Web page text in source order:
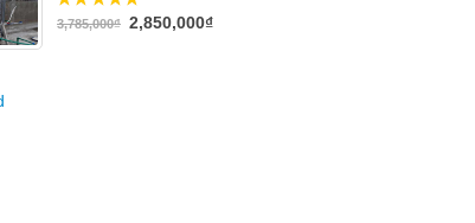
4.93out
3,785,000₫ 2,850,000₫